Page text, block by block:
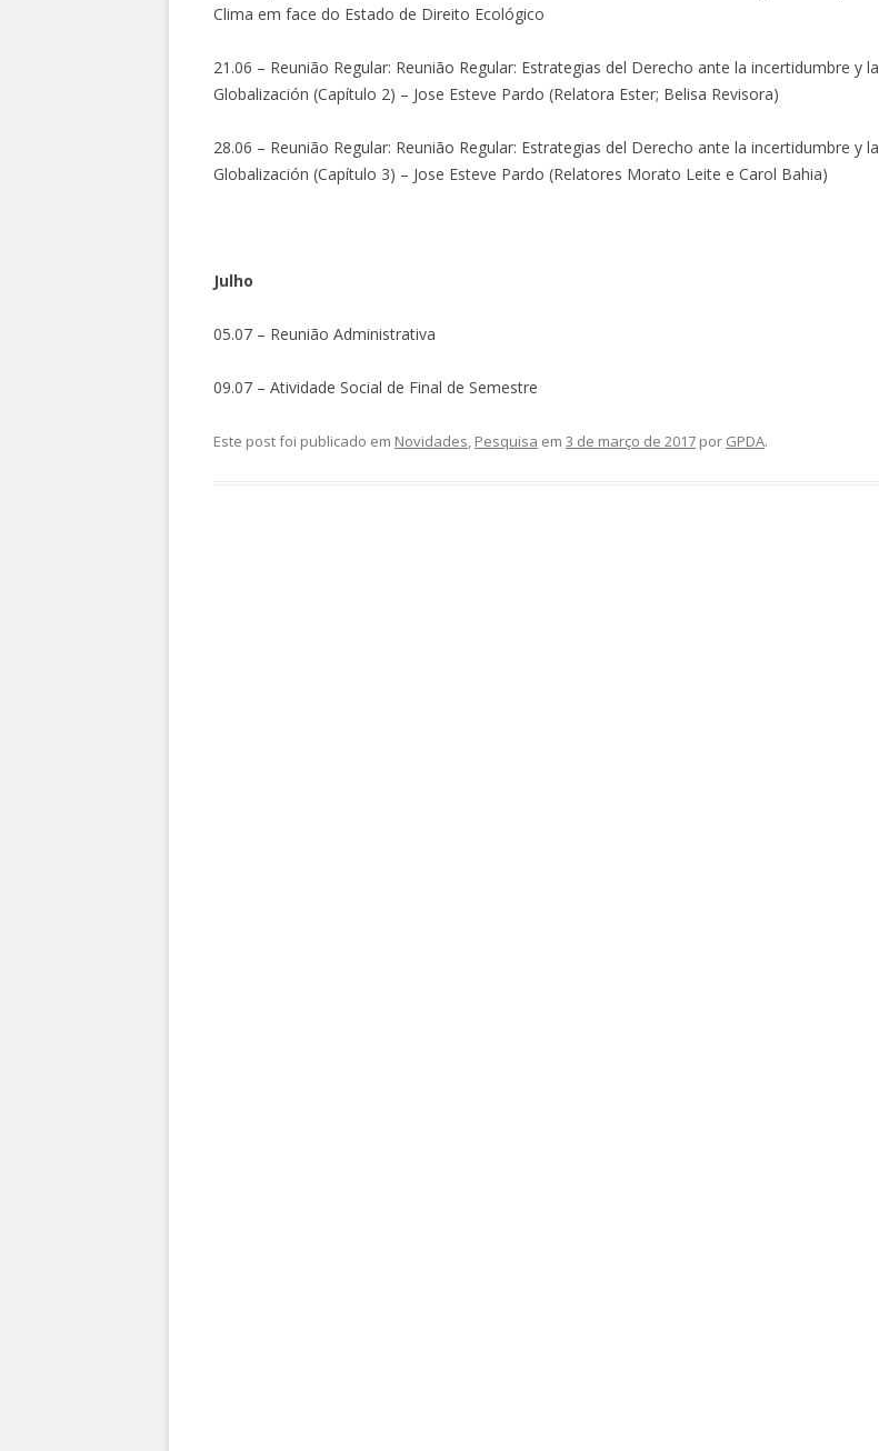
Clima em face do Estado de Direito Ecológico
21.06 – Reunião Regular: Reunião Regular: Estrategias del Derecho ante la incertidumbre y la
Globalización (Capítulo 2) – Jose Esteve Pardo (Relatora Ester; Belisa Revisora)
28.06 – Reunião Regular: Reunião Regular: Estrategias del Derecho ante la incertidumbre y la
Globalización (Capítulo 3) – Jose Esteve Pardo (Relatores Morato Leite e Carol Bahia)
Julho
05.07 – Reunião Administrativa
09.07 – Atividade Social de Final de Semestre
Este post foi publicado em Novidades, Pesquisa em 3 de março de 2017 por GPDA.